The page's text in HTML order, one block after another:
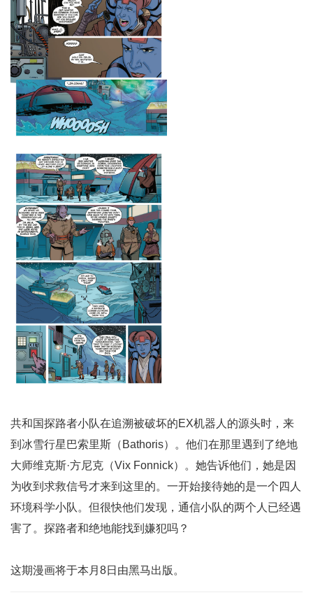
共和国探路者小队在追溯被破坏的EX机器人的源头时，来
到冰雪行星巴索里斯（Bathoris）。他们在那里遇到了绝地
大师维克斯·方尼克（Vix Fonnick）。她告诉他们，她是因
为收到求救信号才来到这里的。一开始接待她的是一个四人
环境科学小队。但很快他们发现，通信小队的两个人已经遇
害了。探路者和绝地能找到嫌犯吗？
这期漫画将于本月8日由黑马出版。